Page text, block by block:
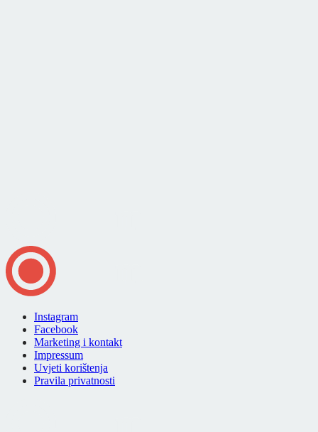
Instagram
Facebook
Marketing i kontakt
Impressum
Uvjeti korištenja
Pravila privatnosti